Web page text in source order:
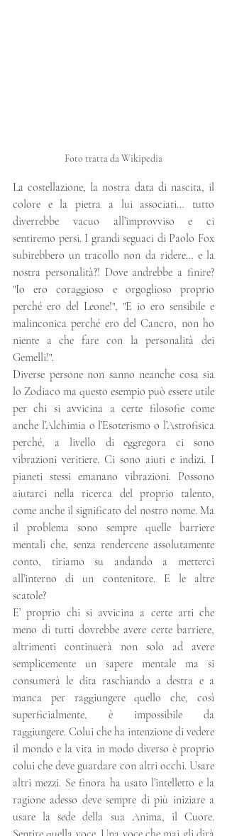
Foto tratta da Wikipedia
La costellazione, la nostra data di nascita, il
colore e la pietra a lui associati… tutto
diverrebbe vacuo all’improvviso e ci
sentiremo persi. I grandi seguaci di Paolo Fox
subirebbero un tracollo non da ridere… e la
nostra personalità?! Dove andrebbe a finire?
"Io ero coraggioso e orgoglioso proprio
perché ero del Leone!", "E io ero sensibile e
malinconica perché ero del Cancro, non ho
niente a che fare con la personalità dei
Gemelli!".
Diverse persone non sanno neanche cosa sia
lo Zodiaco ma questo esempio può essere utile
per chi si avvicina a certe filosofie come
anche l’Alchimia o l’Esoterismo o l’Astrofisica
perché, a livello di eggregora ci sono
vibrazioni veritiere. Ci sono aiuti e indizi. I
pianeti stessi emanano vibrazioni. Possono
aiutarci nella ricerca del proprio talento,
come anche il significato del nostro nome. Ma
il problema sono sempre quelle barriere
mentali che, senza rendercene assolutamente
conto, tiriamo su andando a metterci
all’interno di un contenitore. E le altre
scatole?
E’ proprio chi si avvicina a certe arti che
meno di tutti dovrebbe avere certe barriere,
altrimenti continuerà non solo ad avere
semplicemente un sapere mentale ma si
consumerà le dita raschiando a destra e a
manca per raggiungere quello che, così
superficialmente, è impossibile da
raggiungere. Colui che ha intenzione di vedere
il mondo e la vita in modo diverso è proprio
colui che deve guardare con altri occhi. Usare
altri mezzi. Se finora ha usato l’intelletto e la
ragione adesso deve sempre di più iniziare a
usare la sede della sua Anima, il Cuore.